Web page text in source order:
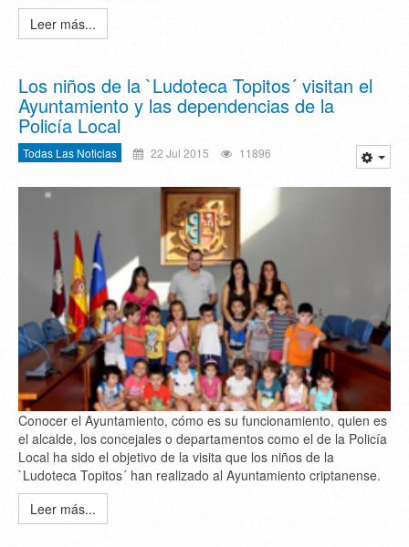
Leer más...
Los niños de la `Ludoteca Topitos´ visitan el
Ayuntamiento y las dependencias de la
Policía Local
Todas Las Noticias 22 Jul 2015 11896
Conocer el Ayuntamiento, cómo es su funcionamiento, quien es
el alcalde, los concejales o departamentos como el de la Policía
Local ha sido el objetivo de la visita que los niños de la
`Ludoteca Topitos´ han realizado al Ayuntamiento criptanense.
Leer más...